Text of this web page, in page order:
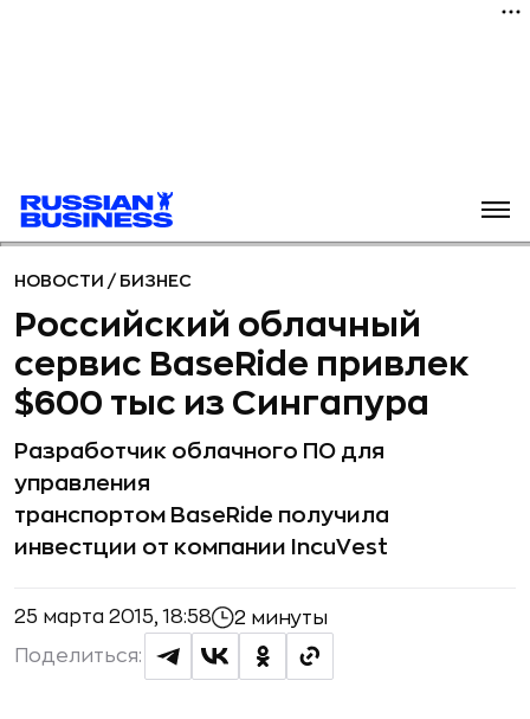
НОВОСТИ / БИЗНЕС
Российский облачный
сервис BaseRide привлек
$600 тыс из Сингапура
Разработчик облачного ПО для
управления
транспортом BaseRide получила
инвестции от компании IncuVest
25 марта 2015, 18:58 2 минуты
Поделиться: